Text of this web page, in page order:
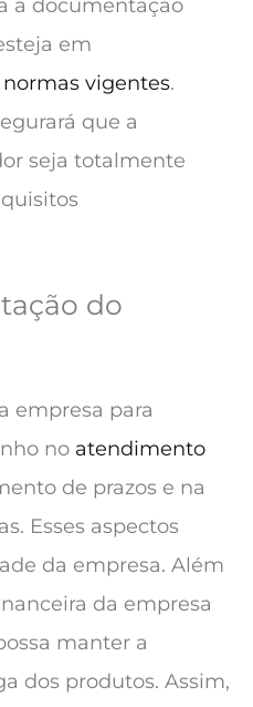
a documentação
em
normas vigentes.
que a
seja totalmente
do
empresa para
no atendimento
de prazos e na
Esses aspectos
da empresa. Além
da empresa
manter a
dos produtos. Assim,